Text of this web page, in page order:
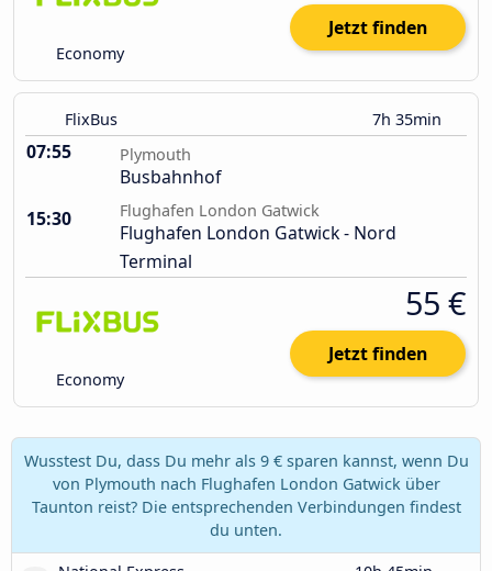
Economy
Jetzt finden
FlixBus 7h 35min
07:55 Plymouth
Busbahnhof
15:30
Flughafen London Gatwick
Flughafen London Gatwick - Nord
Terminal
Economy
55 €
Jetzt finden
Wusstest Du, dass Du mehr als 9 € sparen kannst, wenn Du
von Plymouth nach Flughafen London Gatwick über
Taunton reist? Die entsprechenden Verbindungen findest
du unten.